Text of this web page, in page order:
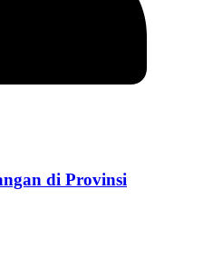
di Provinsi